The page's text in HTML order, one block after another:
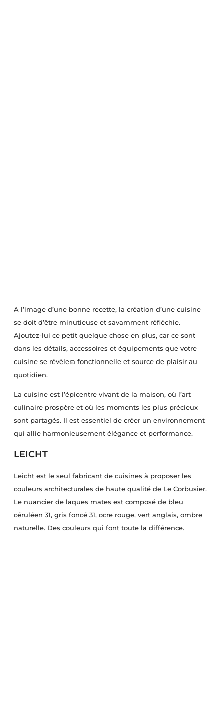
A l’image d’une bonne recette, la création d’une cuisine
se doit d’être minutieuse et savamment réfléchie.
Ajoutez-lui ce petit quelque chose en plus, car ce sont
dans les détails, accessoires et équipements que votre
cuisine se révèlera fonctionnelle et source de plaisir au
quotidien.
La cuisine est l’épicentre vivant de la maison, où l’art
culinaire prospère et où les moments les plus précieux
sont partagés. Il est essentiel de créer un environnement
qui allie harmonieusement élégance et performance.
LEICHT
Leicht est le seul fabricant de cuisines à proposer les
couleurs architecturales de haute qualité de Le Corbusier.
Le nuancier de laques mates est composé de bleu
céruléen 31, gris foncé 31, ocre rouge, vert anglais, ombre
naturelle. Des couleurs qui font toute la différence.